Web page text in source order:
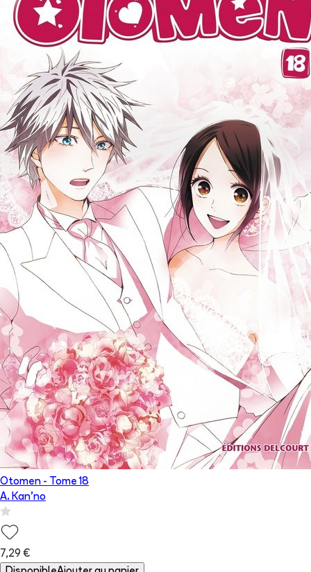
Otomen - Tome 18
A. Kan'no
7,29 €